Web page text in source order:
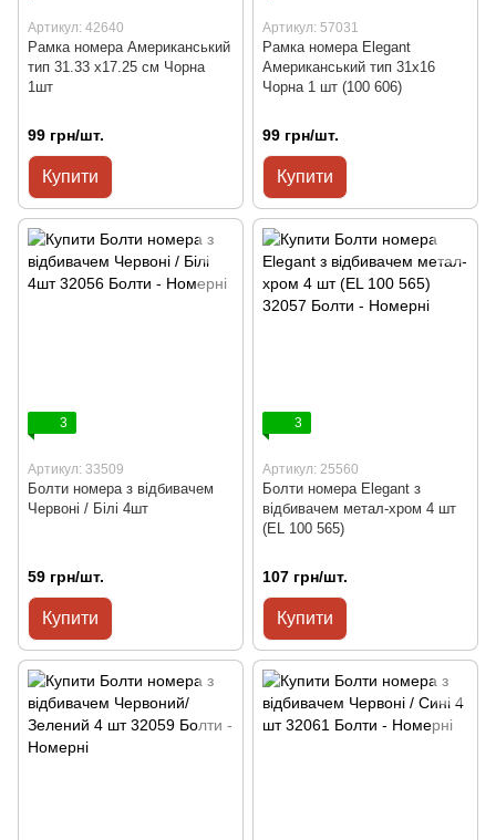
Артикул: 42640
Рамка номера Американський
тип 31.33 x17.25 см Чорна
1шт
99 грн/шт.
Купити
Артикул: 57031
Рамка номера Elegant
Американський тип 31x16
Чорна 1 шт (100 606)
99 грн/шт.
Купити
3
Артикул: 33509
Болти номера з відбивачем
Червоні / Білі 4шт
59 грн/шт.
Купити
3
Артикул: 25560
Болти номера Elegant з
відбивачем метал-хром 4 шт
(EL 100 565)
107 грн/шт.
Купити